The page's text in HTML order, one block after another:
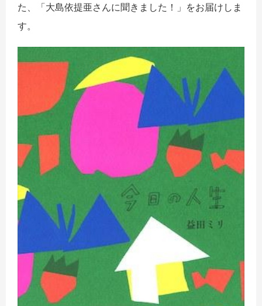
た、「大島依提亜さんに聞きました！」をお届けしま
す。